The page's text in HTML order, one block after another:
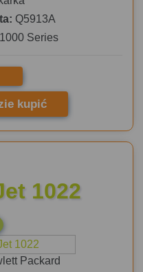
Q5913A
Series
kupić
1022
Packard